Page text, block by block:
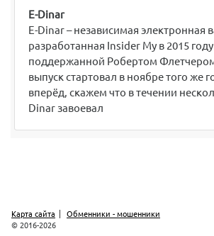
E-Dinar
E-Dinar – независимая электронная
разработанная Insider My в 2015
поддержанной Робертом
выпуск стартовал в ноябре того же
вперёд, скажем что в течении
Dinar завоевал
Карта сайта
Обменники - мошенники
© 2016-2026